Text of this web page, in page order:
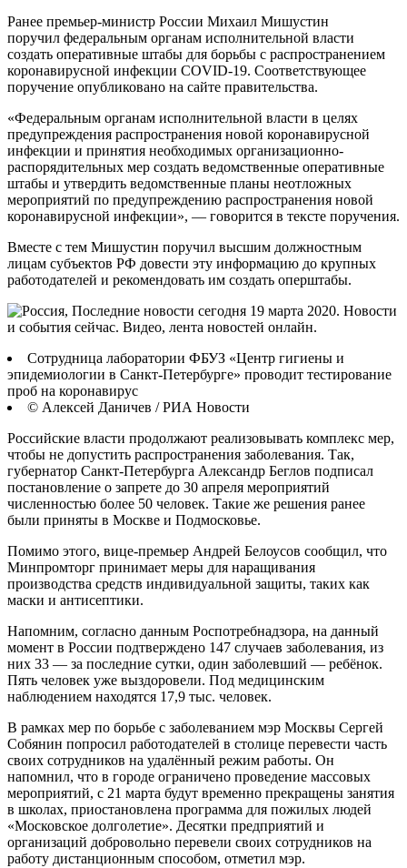
Ранее премьер-министр России Михаил Мишустин
поручил федеральным органам исполнительной власти
создать оперативные штабы для борьбы с распространением
коронавирусной инфекции COVID-19. Соответствующее
поручение опубликовано на сайте правительства.
«Федеральным органам исполнительной власти в целях
предупреждения распространения новой коронавирусной
инфекции и принятия необходимых организационно-
распорядительных мер создать ведомственные оперативные
штабы и утвердить ведомственные планы неотложных
мероприятий по предупреждению распространения новой
коронавирусной инфекции», — говорится в тексте поручения.
Вместе с тем Мишустин поручил высшим должностным
лицам субъектов РФ довести эту информацию до крупных
работодателей и рекомендовать им создать оперштабы.
Сотрудница лаборатории ФБУЗ «Центр гигиены и
эпидемиологии в Санкт-Петербурге» проводит тестирование
проб на коронавирус
© Алексей Даничев / РИА Новости
Российские власти продолжают реализовывать комплекс мер,
чтобы не допустить распространения заболевания. Так,
губернатор Санкт-Петербурга Александр Беглов подписал
постановление о запрете до 30 апреля мероприятий
численностью более 50 человек. Такие же решения ранее
были приняты в Москве и Подмосковье.
Помимо этого, вице-премьер Андрей Белоусов сообщил, что
Минпромторг принимает меры для наращивания
производства средств индивидуальной защиты, таких как
маски и антисептики.
Напомним, согласно данным Роспотребнадзора, на данный
момент в России подтверждено 147 случаев заболевания, из
них 33 — за последние сутки, один заболевший — ребёнок.
Пять человек уже выздоровели. Под медицинским
наблюдением находятся 17,9 тыс. человек.
В рамках мер по борьбе с заболеванием мэр Москвы Сергей
Собянин попросил работодателей в столице перевести часть
своих сотрудников на удалённый режим работы. Он
напомнил, что в городе ограничено проведение массовых
мероприятий, с 21 марта будут временно прекращены занятия
в школах, приостановлена программа для пожилых людей
«Московское долголетие». Десятки предприятий и
организаций добровольно перевели своих сотрудников на
работу дистанционным способом, отметил мэр.